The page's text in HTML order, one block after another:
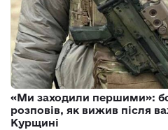
«Ми заходили першими»:
розповів, як вижив після
Курщині